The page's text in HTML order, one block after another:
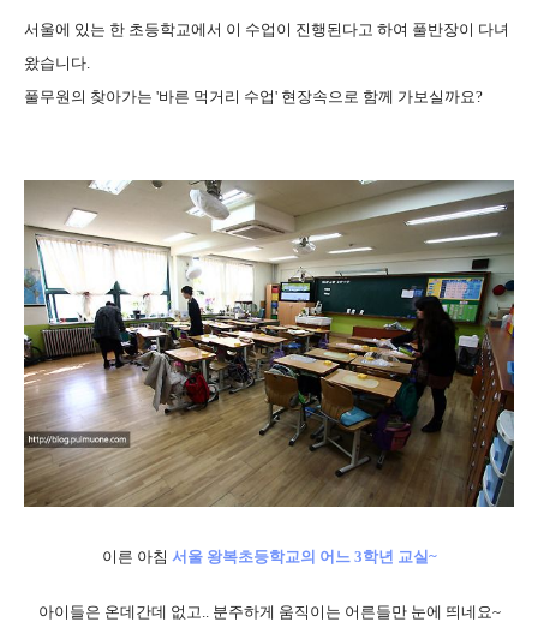
서울에 있는 한 초등학교에서 이 수업이 진행된다고 하여 풀반장이 다녀
왔습니다.
풀무원의 찾아가는 '바른 먹거리 수업' 현장속으로 함께 가보실까요?
이른 아침 서울 왕복초등학교의 어느 3학년 교실~
아이들은 온데간데 없고.. 분주하게 움직이는 어른들만 눈에 띄네요~